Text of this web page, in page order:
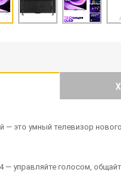
— это умный телевизор
— управляйте голосом,